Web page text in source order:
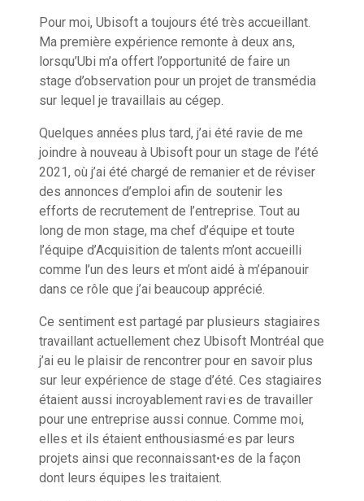
Pour moi, Ubisoft a toujours été très accueillant.
Ma première expérience remonte à deux ans,
lorsqu’Ubi m’a offert l’opportunité de faire un
stage d’observation pour un projet de transmédia
sur lequel je travaillais au cégep.
Quelques années plus tard, j’ai été ravie de me
joindre à nouveau à Ubisoft pour un stage de l’été
2021, où j’ai été chargé de remanier et de réviser
des annonces d’emploi afin de soutenir les
efforts de recrutement de l’entreprise. Tout au
long de mon stage, ma chef d’équipe et toute
l’équipe d’Acquisition de talents m’ont accueilli
comme l’un des leurs et m’ont aidé à m’épanouir
dans ce rôle que j’ai beaucoup apprécié.
Ce sentiment est partagé par plusieurs stagiaires
travaillant actuellement chez Ubisoft Montréal que
j’ai eu le plaisir de rencontrer pour en savoir plus
sur leur expérience de stage d’été. Ces stagiaires
étaient aussi incroyablement ravi·es de travailler
pour une entreprise aussi connue. Comme moi,
elles et ils étaient enthousiasmé·es par leurs
projets ainsi que reconnaissantꞏes de la façon
dont leurs équipes les traitaient.